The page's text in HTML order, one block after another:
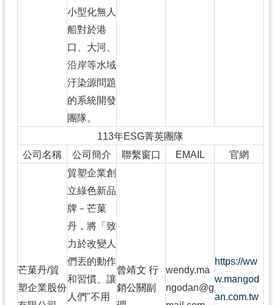
小型化無人
船對於港
口、大河、
沿岸等水域
汙染源問題
的系統開發
團隊。
113年ESG菁英團隊
公司名稱
公司簡介 聯繫窗口 EMAIL 官網
芒菓丹/貿
塑企業股份
貿塑企業創
立綠色新品
牌－芒菓
丹，將「致
力於改變人
們丟的動作
和習慣、讓
人們"不用
曾靖文 行
銷公關副
wendy.ma
ngodan@g
https://ww
w.mangod
an.com.tw